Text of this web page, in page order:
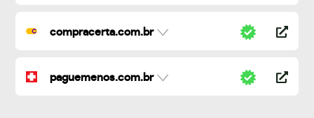
compracerta.com.br
paguemenos.com.br